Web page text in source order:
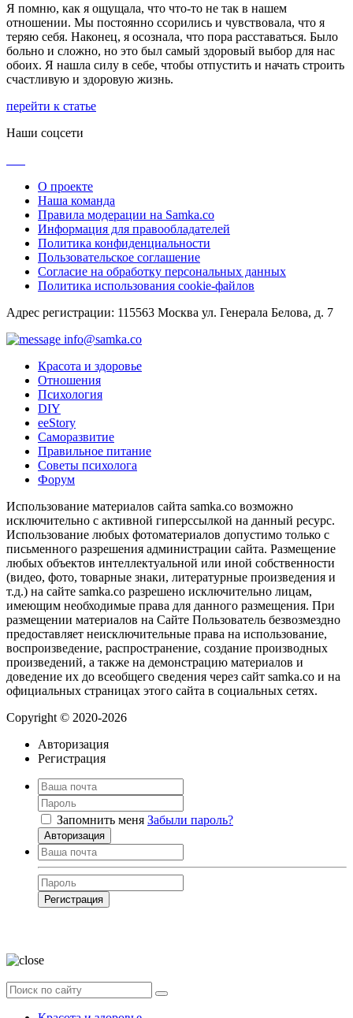
Я помню, как я ощущала, что что-то не так в нашем
отношении. Мы постоянно ссорились и чувствовала, что я
теряю себя. Наконец, я осознала, что пора расставаться. Было
больно и сложно, но это был самый здоровый выбор для нас
обоих. Я нашла силу в себе, чтобы отпустить и начать строить
счастливую и здоровую жизнь.
перейти к статье
Наши соцсети
О проекте
Наша команда
Правила модерации на Samka.co
Информация для правообладателей
Политика конфиденциальности
Пользовательское соглашение
Согласие на обработку персональных данных
Политика использования cookie-файлов
Адрес регистрации: 115563 Москва ул. Генерала Белова, д. 7
info@samka.co
Красота и здоровье
Отношения
Психология
DIY
ееStory
Саморазвитие
Правильное питание
Советы психолога
Форум
Использование материалов сайта samka.co возможно
исключительно с активной гиперссылкой на данный ресурс.
Использование любых фотоматериалов допустимо только с
письменного разрешения администрации сайта. Размещение
любых объектов интеллектуальной или иной собственности
(видео, фото, товарные знаки, литературные произведения и
т.д.) на сайте samka.co разрешено исключительно лицам,
имеющим необходимые права для данного размещения. При
размещении материалов на Сайте Пользователь безвозмездно
предоставляет неисключительные права на использование,
воспроизведение, распространение, создание производных
произведений, а также на демонстрацию материалов и
доведение их до всеобщего сведения через сайт samka.co и на
официальных страницах этого сайта в социальных сетях.
Copyright © 2020-2026
Авторизация
Регистрация
Запомнить меня Забыли пароль?
Авторизация
Регистрация